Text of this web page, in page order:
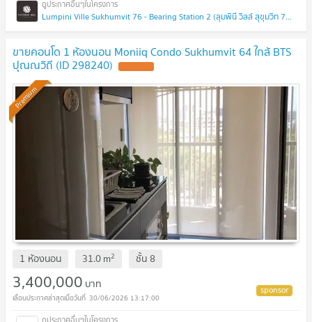
Lumpini Ville Sukhumvit 76 - Bearing Station 2 (ลุมพินี วิลล์ สุขุมวิท 76 - แบริ่ง สเตชั่น 2)
ขายคอนโด 1 ห้องนอน Moniiq Condo Sukhumvit 64 ใกล้ BTS
ปุณณวิถี (ID 298240)
Premium
1 ห้องนอน 31.0m2 ชั้น 8
3,400,000 บาท
30/06/2026 13:17:00